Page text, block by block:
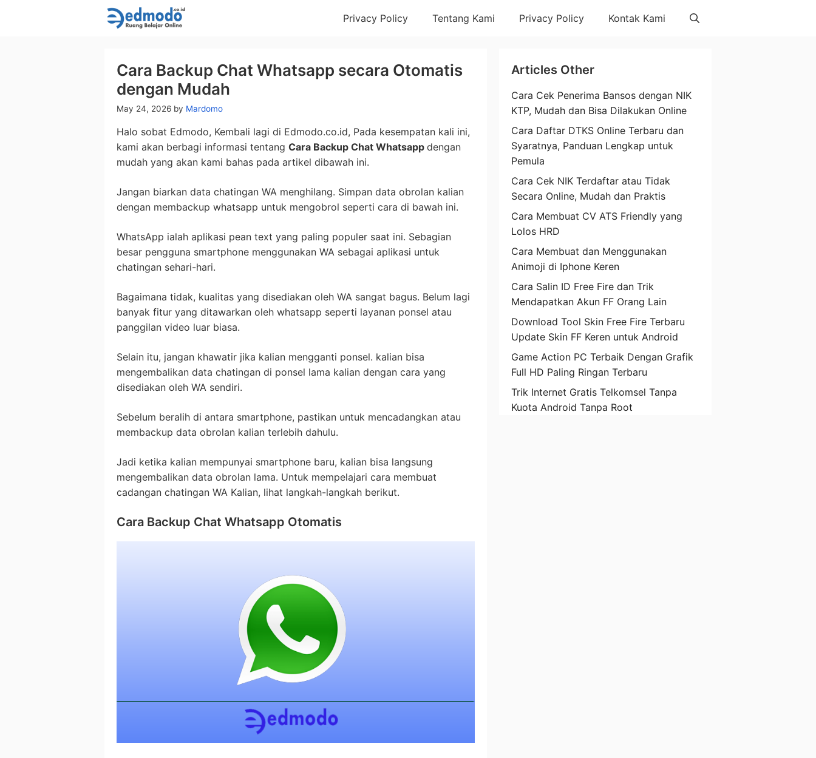
Privacy Policy Tentang Kami Privacy Policy Kontak Kami
Cara Backup Chat Whatsapp secara Otomatis
dengan Mudah
May 24, 2026 by Mardomo
Halo sobat Edmodo, Kembali lagi di Edmodo.co.id, Pada kesempatan kali ini,
kami akan berbagi informasi tentang Cara Backup Chat Whatsapp dengan
mudah yang akan kami bahas pada artikel dibawah ini.
Jangan biarkan data chatingan WA menghilang. Simpan data obrolan kalian
dengan membackup whatsapp untuk mengobrol seperti cara di bawah ini.
WhatsApp ialah aplikasi pean text yang paling populer saat ini. Sebagian
besar pengguna smartphone menggunakan WA sebagai aplikasi untuk
chatingan sehari-hari.
Bagaimana tidak, kualitas yang disediakan oleh WA sangat bagus. Belum lagi
banyak fitur yang ditawarkan oleh whatsapp seperti layanan ponsel atau
panggilan video luar biasa.
Selain itu, jangan khawatir jika kalian mengganti ponsel. kalian bisa
mengembalikan data chatingan di ponsel lama kalian dengan cara yang
disediakan oleh WA sendiri.
Sebelum beralih di antara smartphone, pastikan untuk mencadangkan atau
membackup data obrolan kalian terlebih dahulu.
Jadi ketika kalian mempunyai smartphone baru, kalian bisa langsung
mengembalikan data obrolan lama. Untuk mempelajari cara membuat
cadangan chatingan WA Kalian, lihat langkah-langkah berikut.
Cara Backup Chat Whatsapp Otomatis
Articles Other
Cara Cek Penerima Bansos dengan NIK
KTP, Mudah dan Bisa Dilakukan Online
Cara Daftar DTKS Online Terbaru dan
Syaratnya, Panduan Lengkap untuk
Pemula
Cara Cek NIK Terdaftar atau Tidak
Secara Online, Mudah dan Praktis
Cara Membuat CV ATS Friendly yang
Lolos HRD
Cara Membuat dan Menggunakan
Animoji di Iphone Keren
Cara Salin ID Free Fire dan Trik
Mendapatkan Akun FF Orang Lain
Download Tool Skin Free Fire Terbaru
Update Skin FF Keren untuk Android
Game Action PC Terbaik Dengan Grafik
Full HD Paling Ringan Terbaru
Trik Internet Gratis Telkomsel Tanpa
Kuota Android Tanpa Root